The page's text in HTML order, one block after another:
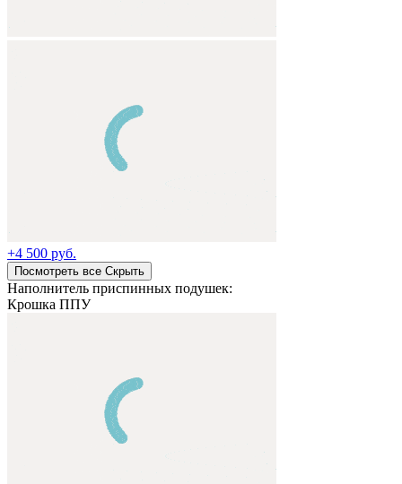
+4 500 руб.
Посмотреть все Cкрыть
Наполнитель приспинных подушек:
Крошка ППУ